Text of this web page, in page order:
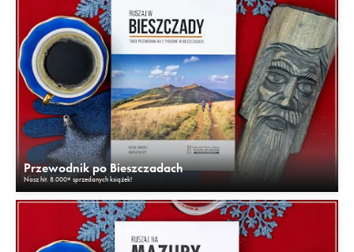
Przewodnik po Bieszczadach
Nasz hit. 8.000+ sprzedanych książek!